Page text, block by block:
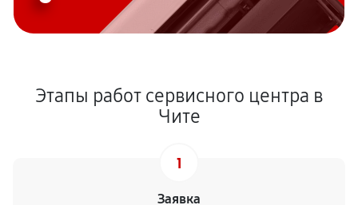
Этапы работ сервисного центра в
Чите
1
Заявка